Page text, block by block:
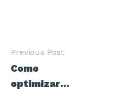
de
Previous Post
Como
optimizar